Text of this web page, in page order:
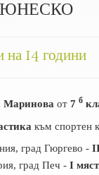
ЮНЕСКО
на 14 години
от 7 б
към спортен
град Гюргево -
град Печ -I